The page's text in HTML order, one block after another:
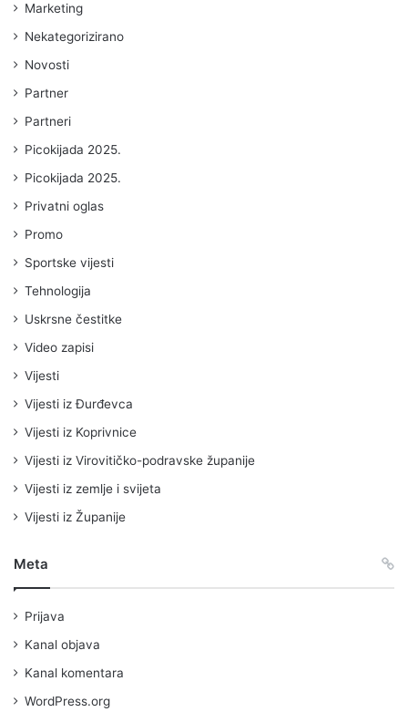
Marketing
Nekategorizirano
Novosti
Partner
Partneri
Picokijada 2025.
Picokijada 2025.
Privatni oglas
Promo
Sportske vijesti
Tehnologija
Uskrsne čestitke
Video zapisi
Vijesti
Vijesti iz Đurđevca
Vijesti iz Koprivnice
Vijesti iz Virovitičko-podravske županije
Vijesti iz zemlje i svijeta
Vijesti iz Županije
Meta
Prijava
Kanal objava
Kanal komentara
WordPress.org